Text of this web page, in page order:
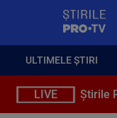
ULTIMELE ȘTIRI
LIVE Știrile